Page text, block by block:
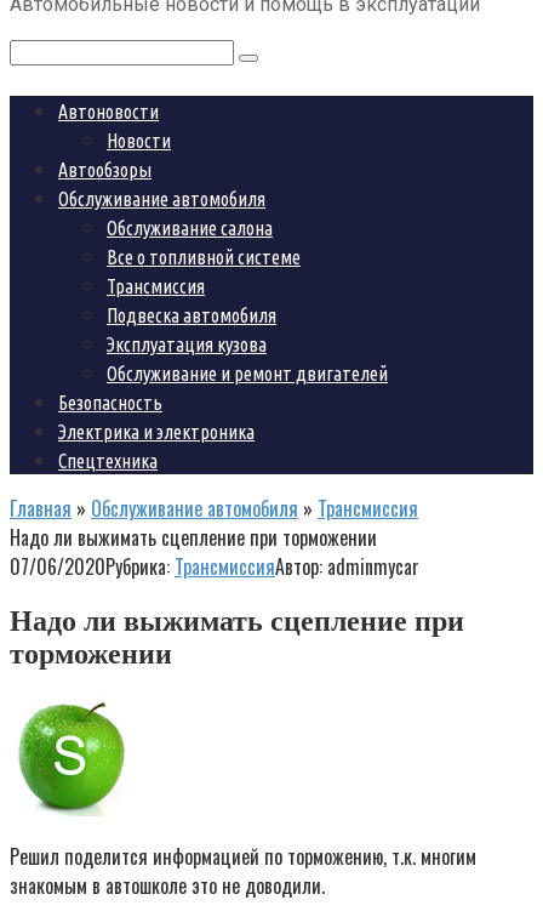
Поиск:
Автоновости
Новости
Автообзоры
Обслуживание автомобиля
Обслуживание салона
Все о топливной системе
Трансмиссия
Подвеска автомобиля
Эксплуатация кузова
Обслуживание и ремонт двигателей
Безопасность
Электрика и электроника
Спецтехника
Главная » Обслуживание автомобиля » Трансмиссия
Надо ли выжимать сцепление при торможении
07/06/2020Рубрика: ТрансмиссияАвтор: adminmycar
Надо ли выжимать сцепление при
торможении
Решил поделится информацией по торможению, т.к. многим
знакомым в автошколе это не доводили.